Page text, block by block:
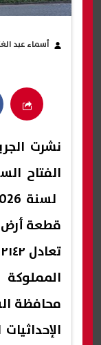
أسماء عبد
نشرت
محافظة